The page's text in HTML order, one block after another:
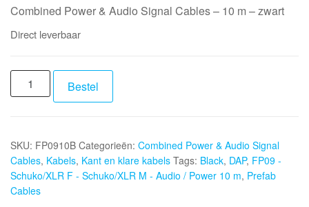
Combined Power & Audio Signal Cables – 10 m – zwart
Direct leverbaar
DAP
FP09
F
-
Schuko/XLR
M
Bestel
SKU: FP0910B Categorieën: Combined Power & Audio Signal
Cables, Kabels, Kant en klare kabels Tags: Black, DAP, FP09 -
Schuko/XLR F - Schuko/XLR M - Audio / Power 10 m, Prefab
Cables